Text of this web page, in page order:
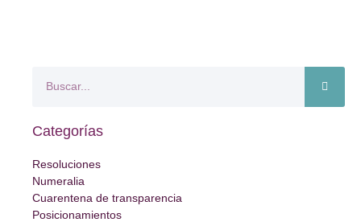
Categorías
Resoluciones
Numeralia
Cuarentena de transparencia
Posicionamientos